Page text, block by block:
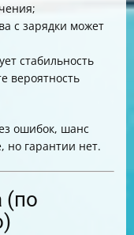
с зарядки может
стабильность
вероятность
ошибок, шанс
но гарантии нет.
(по